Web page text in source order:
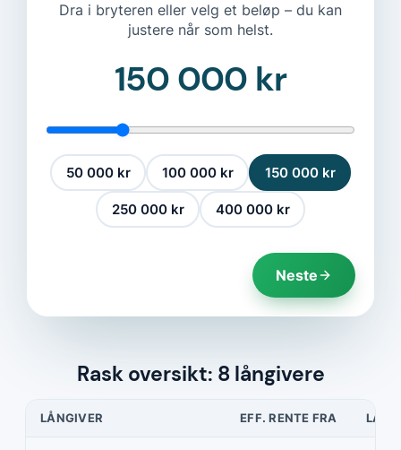
Dra i bryteren eller velg et beløp – du kan
justere når som helst.
150 000 kr
50 000 kr 100 000 kr 150 000 kr
250 000 kr 400 000 kr
Neste
Rask oversikt: 8 långivere
LÅNGIVER EFF. RENTE FRA